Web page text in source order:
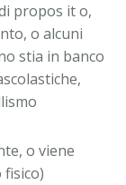
propos it o,
o alcuni
stia in banco
o viene